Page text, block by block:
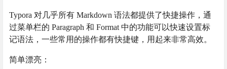
Typora 对几乎所有 Markdown 语法都提供了快捷操作，通
过菜单栏的 Paragraph 和 Format 中的功能可以快速设置标
记语法，一些常用的操作都有快捷键，用起来非常高效。
简单漂亮：